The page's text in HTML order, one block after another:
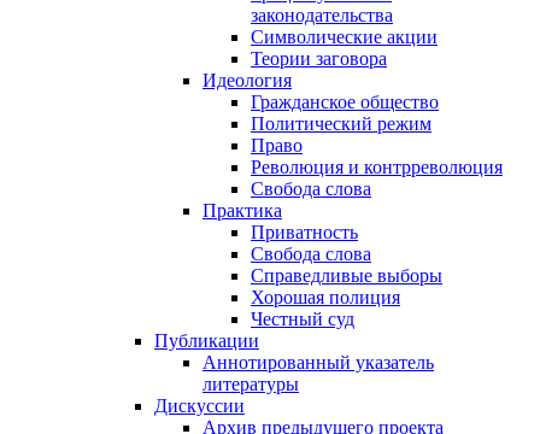
законодательства
Символические акции
Теории заговора
Идеология
Гражданское общество
Политический режим
Право
Революция и контрреволюция
Свобода слова
Практика
Приватность
Свобода слова
Справедливые выборы
Хорошая полиция
Честный суд
Публикации
Аннотированный указатель
литературы
Дискуссии
Архив предыдущего проекта